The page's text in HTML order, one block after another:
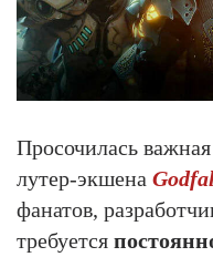
Просочилась
лутер-экшена
фанатов,
требуется